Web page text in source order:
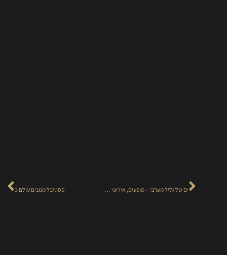
ים של גליל מערבי – מופעים, אירועי ספורט, תרבות וטיולים המתקיימים לאורך כל סופי השבוע של חודש מאי. פסטיבל מנגנים עולם 3